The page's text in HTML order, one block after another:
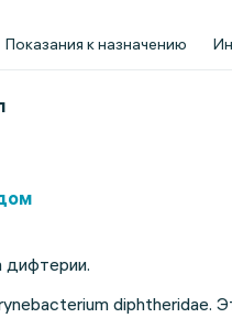
Показания к назначению
дифтерии.
diphtheridae.